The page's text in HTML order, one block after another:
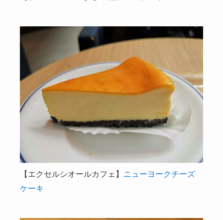
【エクセルシオールカフェ】 ニューヨークチーズ
ケーキ